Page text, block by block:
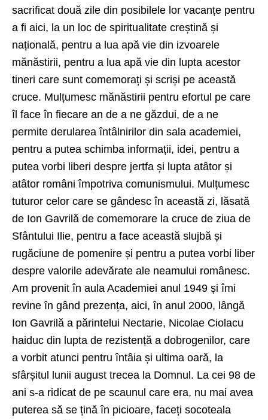
sacrificat două zile din posibilele lor vacanțe pentru
a fi aici, la un loc de spiritualitate creștină și
națională, pentru a lua apă vie din izvoarele
mănăstirii, pentru a lua apă vie din lupta acestor
tineri care sunt comemorați și scriși pe această
cruce. Mulțumesc mănăstirii pentru efortul pe care
îl face în fiecare an de a ne găzdui, de a ne
permite derularea întâlnirilor din sala academiei,
pentru a putea schimba informații, idei, pentru a
putea vorbi liberi despre jertfa și lupta atâtor și
atâtor români împotriva comunismului. Mulțumesc
tuturor celor care se gândesc în această zi, lăsată
de Ion Gavrilă de comemorare la cruce de ziua de
Sfântului Ilie, pentru a face această slujbă și
rugăciune de pomenire și pentru a putea vorbi liber
despre valorile adevărate ale neamului românesc.
Am provenit în aula Academiei anul 1949 și îmi
revine în gând prezența, aici, în anul 2000, lângă
Ion Gavrilă a părintelui Nectarie, Nicolae Ciolacu
haiduc din lupta de rezistență a dobrogenilor, care
a vorbit atunci pentru întâia și ultima oară, la
sfârșitul lunii august trecea la Domnul. La cei 98 de
ani s-a ridicat de pe scaunul care era, nu mai avea
puterea să se țină în picioare, faceți socoteala